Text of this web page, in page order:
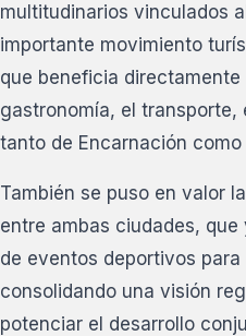
multitudinarios vinculados
importante movimiento
que beneficia directamente
gastronomía, el
tanto de Encarnación como
También se puso en valor
entre ambas ciudades,
de eventos deportivos
consolidando una visión
potenciar el desarrollo